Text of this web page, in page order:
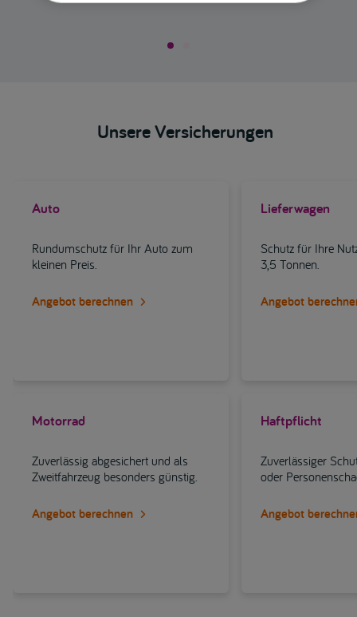
Unsere Versicherungen
Auto
Rundumschutz für Ihr Auto zum
kleinen Preis.
Angebot berechnen
Motorrad
Zuverlässig abgesichert und als
Zweitfahrzeug besonders günstig.
Angebot berechnen
Lieferwagen
Schutz für Ihre
3,5 Tonnen.
Angebot
Haftpflicht
Zuverlässiger
oder
Angebot